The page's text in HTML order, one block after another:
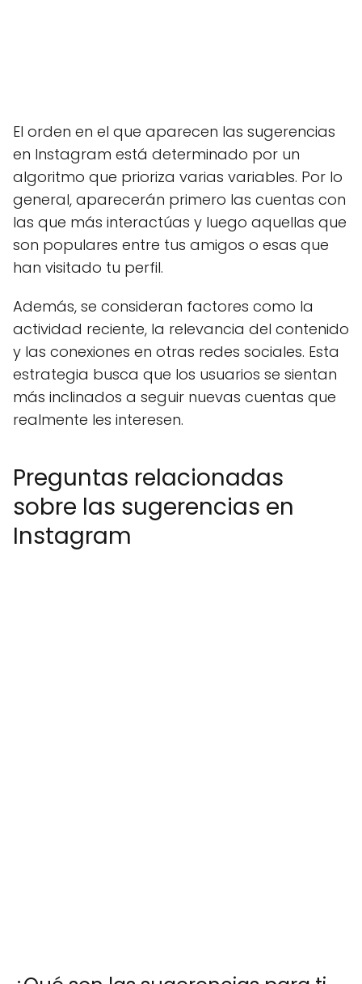
El orden en el que aparecen las sugerencias
en Instagram está determinado por un
algoritmo que prioriza varias variables. Por lo
general, aparecerán primero las cuentas con
las que más interactúas y luego aquellas que
son populares entre tus amigos o esas que
han visitado tu perfil.
Además, se consideran factores como la
actividad reciente, la relevancia del contenido
y las conexiones en otras redes sociales. Esta
estrategia busca que los usuarios se sientan
más inclinados a seguir nuevas cuentas que
realmente les interesen.
Preguntas relacionadas
sobre las sugerencias en
Instagram